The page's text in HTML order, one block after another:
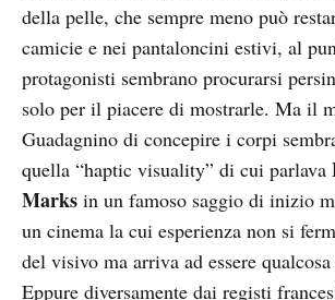
della pelle, che sempre meno può
camicie e nei pantaloncini estivi, al
protagonisti sembrano procurarsi
solo per il piacere di mostrarle. Ma il
Guadagnino di concepire i corpi
quella “haptic visuality” di cui parlava
Marks in un famoso saggio di inizio
un cinema la cui esperienza non si
del visivo ma arriva ad essere
Eppure diversamente dai registi